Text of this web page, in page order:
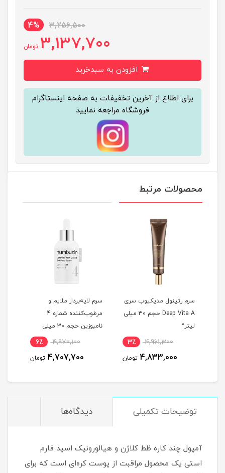
3,256,500
4%
3,137,700 تومان
برای اطلاع از آخرین تخفیفات به صفحه اینستاگرام
فروشگاه مراجعه نمایید
محصولات مرتبط
سرم رتینول مدیکیوب سری
Deep Vita A حجم 30 میلی
لیتر^
4,961,300 3٪
4,833,000 تومان
سرم لایه‌بردار ملایم و
مرطوب‌کننده شماره 4
نامبوزین حجم 30 میلی
4,970,100 6٪
4,707,700 تومان
توضیحات تکمیلی دیدگاه‌ها
آمپول چند کاره ظط کلاژن و هیالورونیک اسید فارم
استی یک محصول مراقبت از پوست کره‌ای است که برای